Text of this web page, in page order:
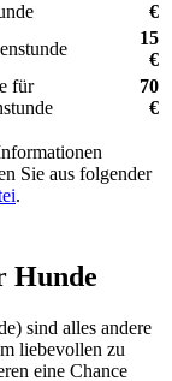
€
15
€
für
70
€
Sie aus folgender
.
Hunde
sind alles andere
liebevollen zu
eine Chance